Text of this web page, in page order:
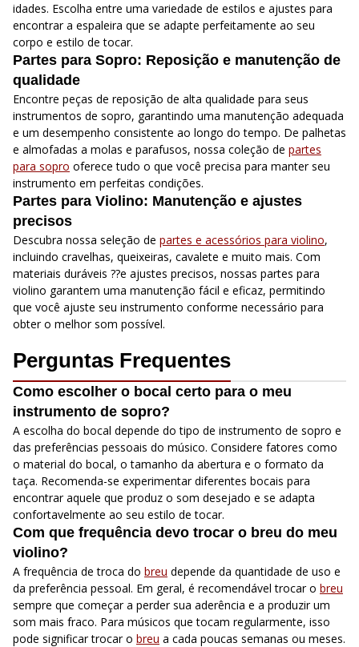
idades. Escolha entre uma variedade de estilos e ajustes para
encontrar a espaleira que se adapte perfeitamente ao seu
corpo e estilo de tocar.
Partes para Sopro: Reposição e manutenção de
qualidade
Encontre peças de reposição de alta qualidade para seus
instrumentos de sopro, garantindo uma manutenção adequada
e um desempenho consistente ao longo do tempo. De palhetas
e almofadas a molas e parafusos, nossa coleção de partes
para sopro oferece tudo o que você precisa para manter seu
instrumento em perfeitas condições.
Partes para Violino: Manutenção e ajustes
precisos
Descubra nossa seleção de partes e acessórios para violino,
incluindo cravelhas, queixeiras, cavalete e muito mais. Com
materiais duráveis ??e ajustes precisos, nossas partes para
violino garantem uma manutenção fácil e eficaz, permitindo
que você ajuste seu instrumento conforme necessário para
obter o melhor som possível.
Perguntas Frequentes
Como escolher o bocal certo para o meu
instrumento de sopro?
A escolha do bocal depende do tipo de instrumento de sopro e
das preferências pessoais do músico. Considere fatores como
o material do bocal, o tamanho da abertura e o formato da
taça. Recomenda-se experimentar diferentes bocais para
encontrar aquele que produz o som desejado e se adapta
confortavelmente ao seu estilo de tocar.
Com que frequência devo trocar o breu do meu
violino?
A frequência de troca do breu depende da quantidade de uso e
da preferência pessoal. Em geral, é recomendável trocar o breu
sempre que começar a perder sua aderência e a produzir um
som mais fraco. Para músicos que tocam regularmente, isso
pode significar trocar o breu a cada poucas semanas ou meses.